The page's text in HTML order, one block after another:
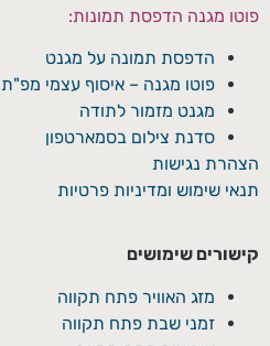
פוטו מגנה הדפסת תמונות:
הדפסת תמונה על מגנט
פוטו מגנה – איסוף עצמי מפ"ת
מגנט מזמור לתודה
סדנת צילום בסמארטפון
הצהרת נגישות
תנאי שימוש ומדיניות פרטיות
קישורים שימושים
מזג האוויר פתח תקווה
זמני שבת פתח תקווה